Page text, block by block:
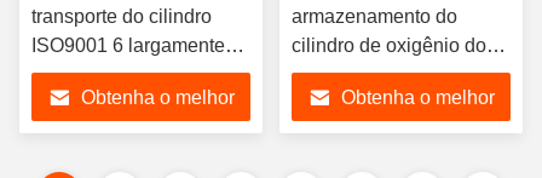
transporte do cilindro
ISO9001 6 largamente
pela cremalheira
profunda da garrafa do
N2 2
Obtenha o melhor
armazenamento do
cilindro de oxigênio dos
tanques da fabricação 2
da cremalheira do
cilindro de gás
Obtenha o melhor